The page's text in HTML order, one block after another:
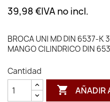
39,98 €IVA no incl.
BROCA UNI MD DIN 6537-K
MANGO CILINDRICO DIN
Cantidad
 AÑADIR